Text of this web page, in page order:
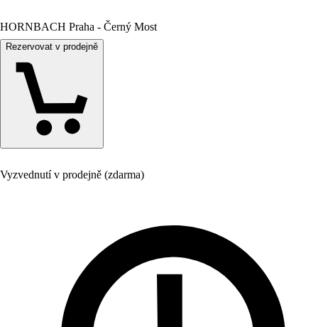
HORNBACH Praha - Černý Most
Rezervovat v prodejně
Vyzvednutí v prodejně (zdarma)